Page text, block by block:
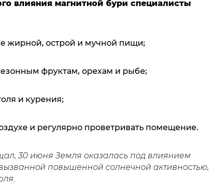
влияния магнитной бури специалисты
жирной, острой и мучной пищи;
фруктам, орехам и рыбе;
и курения;
и регулярно проветривать помещение.
30 июня Земля оказалась под влиянием
повышенной солнечной активностью,